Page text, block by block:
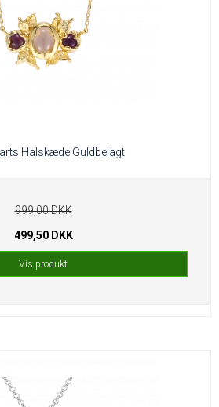
Halskæde Guldbelagt
999,00 DKK
499,50 DKK
Vis produkt